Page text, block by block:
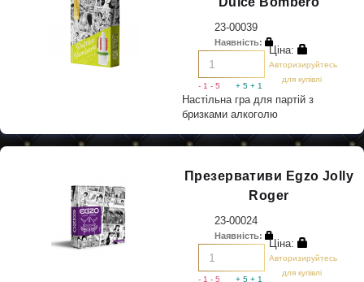
23-00039
Наявність:
+ 1
- 1 - 5 + 5
Ціна:
Авторизируйтесь
для купівлі
Настільна гра для партій з
бризками алкоголю
Презервативи Egzo Jolly
Roger
23-00024
Наявність:
+ 1
- 1 - 5 + 5
Ціна:
Авторизируйтесь
для купівлі